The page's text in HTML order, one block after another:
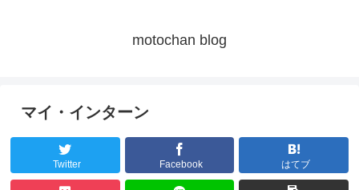
motochan blog
マイ・インターン
Twitter Facebook はてブ